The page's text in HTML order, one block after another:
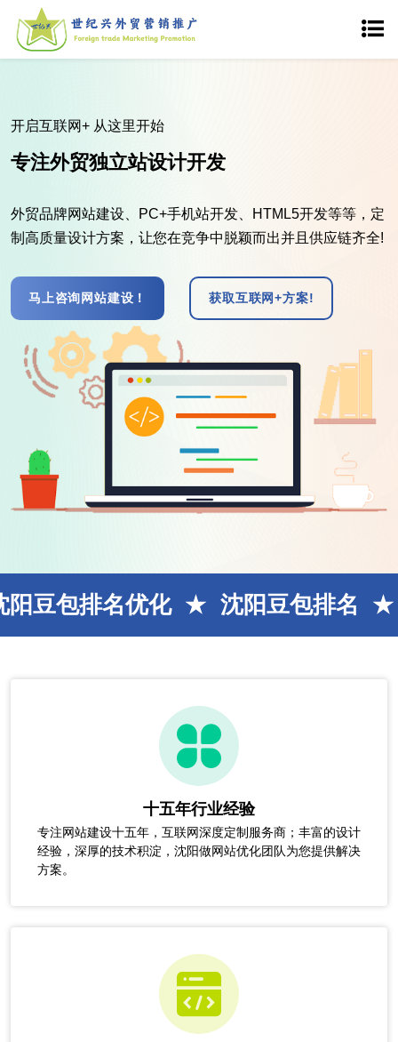
优化 沈阳豆包排名 沈阳
十五年行业经验
专注网站建设十五年，互联网深度定制服务商；丰富的设计
经验，深厚的技术积淀，沈阳做网站优化团队为您提供解决
方案。